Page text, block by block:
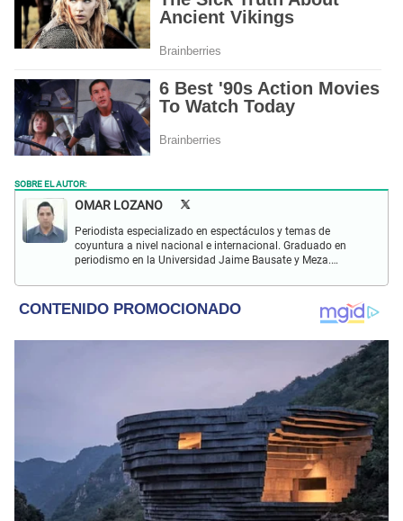
SOBRE EL AUTOR:
OMAR LOZANO
Periodista especializado en espectáculos y temas de
coyuntura a nivel nacional e internacional. Graduado en
periodismo en la Universidad Jaime Bausate y Meza.
relacionados con espectáculos y sociales.